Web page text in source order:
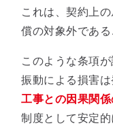
これは、契約上
償の対象外である
このような条項
振動による損害
工事との因果関
制度として安定